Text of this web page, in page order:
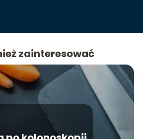
zainteresować